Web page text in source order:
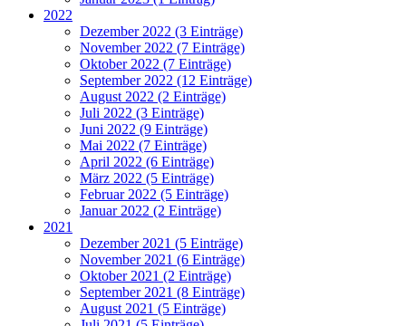
2022
Dezember 2022 (3 Einträge)
November 2022 (7 Einträge)
Oktober 2022 (7 Einträge)
September 2022 (12 Einträge)
August 2022 (2 Einträge)
Juli 2022 (3 Einträge)
Juni 2022 (9 Einträge)
Mai 2022 (7 Einträge)
April 2022 (6 Einträge)
März 2022 (5 Einträge)
Februar 2022 (5 Einträge)
Januar 2022 (2 Einträge)
2021
Dezember 2021 (5 Einträge)
November 2021 (6 Einträge)
Oktober 2021 (2 Einträge)
September 2021 (8 Einträge)
August 2021 (5 Einträge)